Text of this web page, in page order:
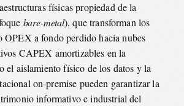
físicas propiedad de la
bare-metal), que transforman los
OPEX a fondo perdido hacia nubes
CAPEX amortizables en la
el aislamiento físico de los datos y la
on-premise pueden garantizar la
informativo e industrial del